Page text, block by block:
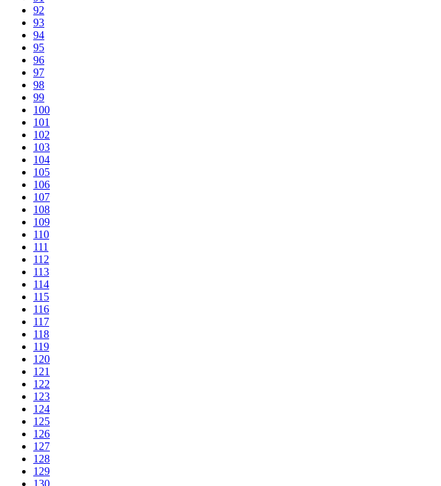
92
93
94
95
96
97
98
99
100
101
102
103
104
105
106
107
108
109
110
111
112
113
114
115
116
117
118
119
120
121
122
123
124
125
126
127
128
129
130